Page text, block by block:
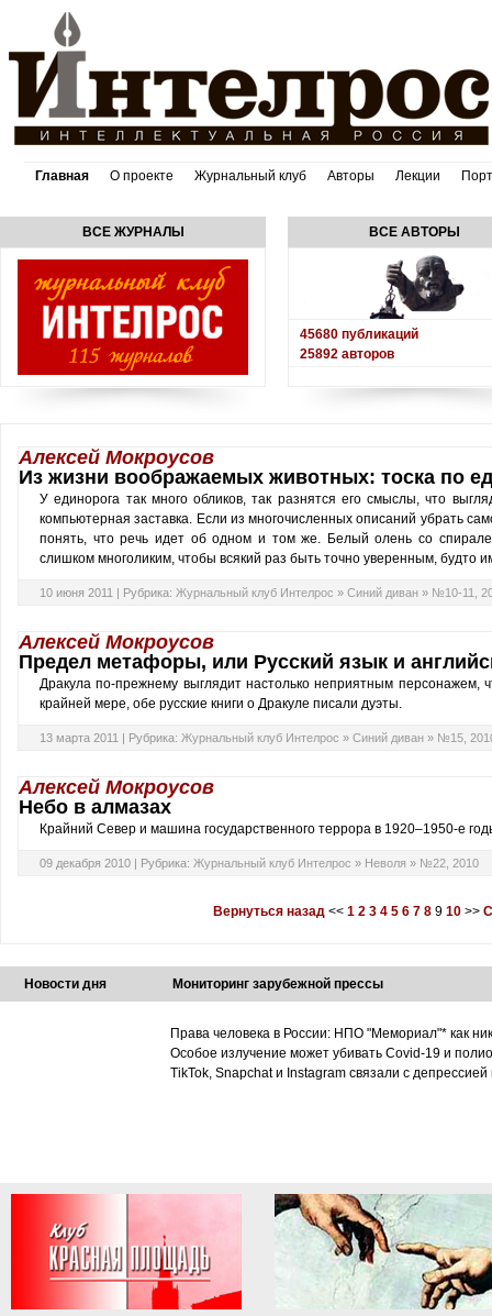
Главная О проекте Журнальный клуб Авторы Лекции
ВСЕ ЖУРНАЛЫ ВСЕ АВТОРЫ
45680 публикаций
25892 авторов
Алексей Мокроусов
Из жизни воображаемых животных: тоска по
У единорога так много обликов, так разнятся его смыслы, что
компьютерная заставка. Если из многочисленных описаний убрать
понять, что речь идет об одном и том же. Белый олень со
слишком многоликим, чтобы всякий раз быть точно уверенным, будто
10 июня 2011 | Рубрика: Журнальный клуб Интелрос » Синий диван » №10-11,
Алексей Мокроусов
Предел метафоры, или Русский язык и
Дракула по-прежнему выглядит настолько неприятным персонажем,
крайней мере, обе русские книги о Дракуле писали дуэты.
13 марта 2011 | Рубрика: Журнальный клуб Интелрос » Синий диван » №15,
Алексей Мокроусов
Небо в алмазах
Крайний Север и машина государственного террора в 1920–1950-е
09 декабря 2010 | Рубрика: Журнальный клуб Интелрос » Неволя » №22, 2010
Вернуться назад<< 1 2 3 4 5 6 7 8 9 10>>
Новости дня Мониторинг зарубежной прессы
Права человека в России: НПО "Мемориал"* как
Особое излучение может убивать Covid-19 и
TikTok, Snapchat и Instagram связали с